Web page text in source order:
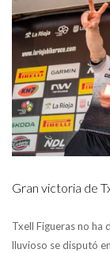
Gran victoria de
Txell Figueras no ha
lluvioso se disputó